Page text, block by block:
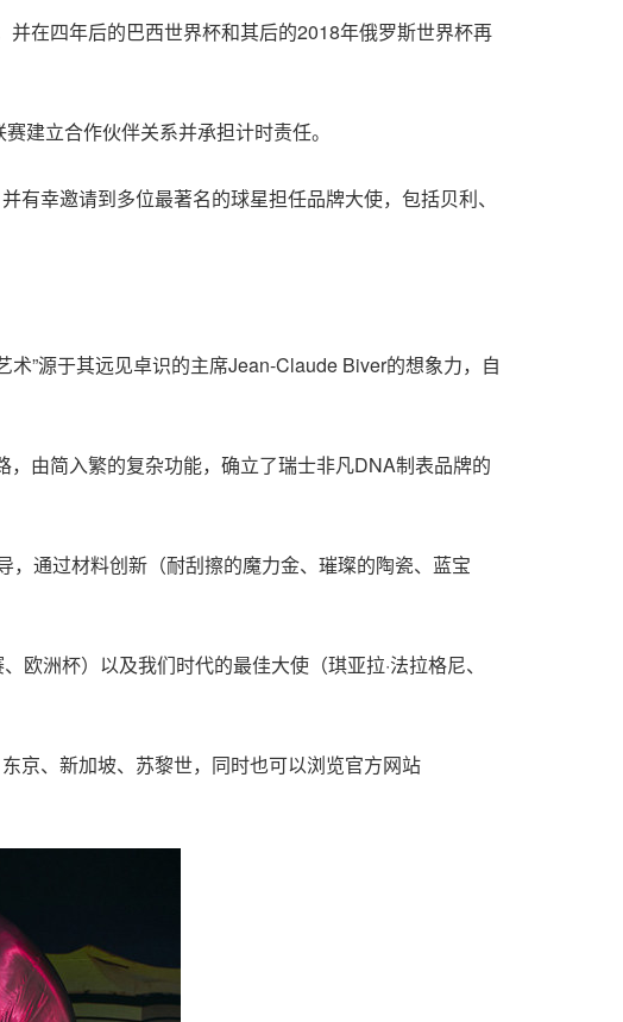
在四年后的巴西世界杯和其后的2018年俄罗斯世界杯再
建立合作伙伴关系并承担计时责任。
幸邀请到多位最著名的球星担任品牌大使，包括贝利、
”源于其远见卓识的主席Jean-Claude Biver的想象力，自
由简入繁的复杂功能，确立了瑞士非凡DNA制表品牌的
，通过材料创新（耐刮擦的魔力金、璀璨的陶瓷、蓝宝
洲杯）以及我们时代的最佳大使（琪亚拉·法拉格尼、
京、新加坡、苏黎世，同时也可以浏览官方网站